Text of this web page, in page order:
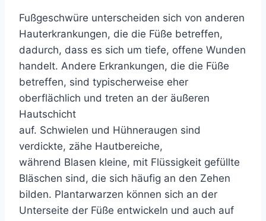
Fußgeschwüre unterscheiden sich von anderen
Hauterkrankungen, die die Füße betreffen,
dadurch, dass es sich um tiefe, offene Wunden
handelt. Andere Erkrankungen, die die Füße
betreffen, sind typischerweise eher
oberflächlich und treten an der äußeren
Hautschicht
auf. Schwielen und Hühneraugen sind
verdickte, zähe Hautbereiche,
während Blasen kleine, mit Flüssigkeit gefüllte
Bläschen sind, die sich häufig an den Zehen
bilden. Plantarwarzen können sich an der
Unterseite der Füße entwickeln und auch auf